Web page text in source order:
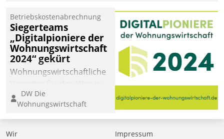
Betriebskostenabrechnung
Siegerteams
„Digitalpioniere der
Wohnungswirtschaft
2024“ gekürt
Wohnungswirtschaftliche
eine digitale Zukunft zu
finden, ist das Ziel des
Awards „Digitalpioniere
der
DW Die
Wohnungswirtschaft
Wir
Impressum